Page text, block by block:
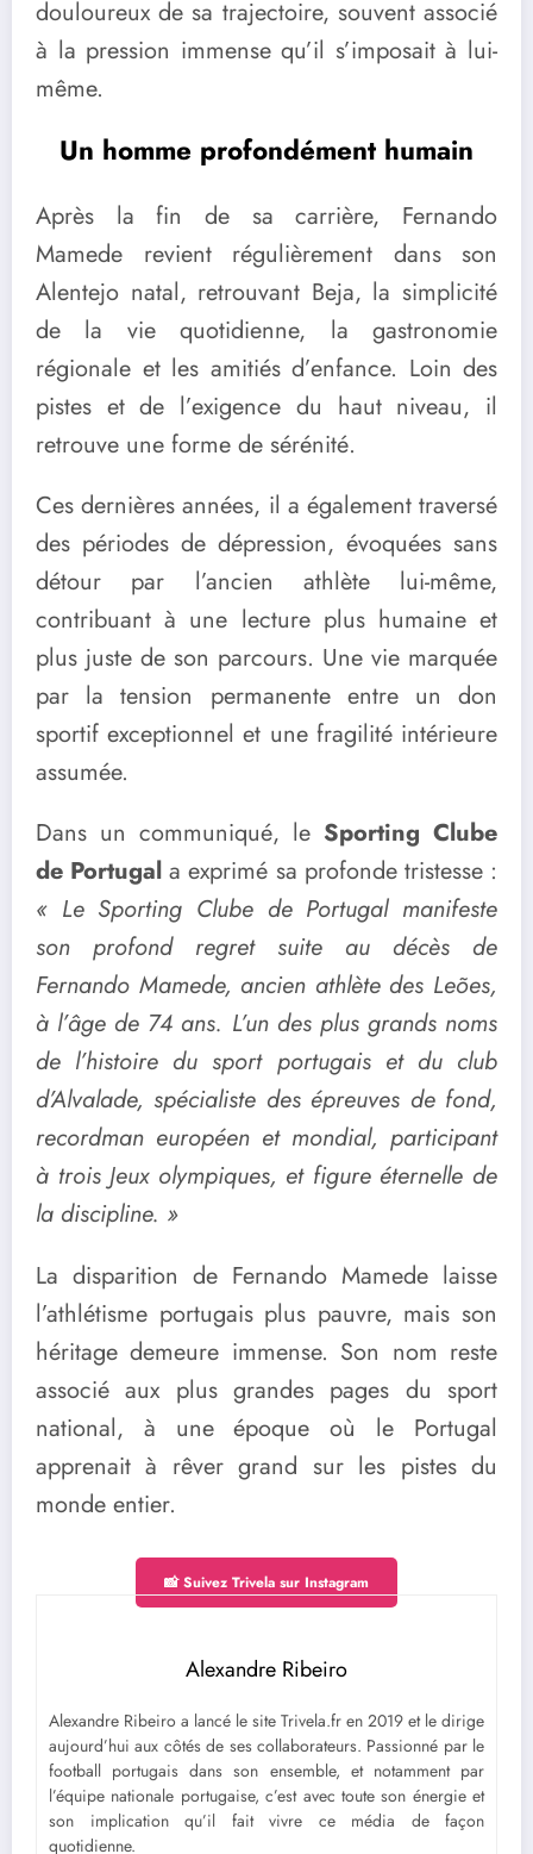
douloureux de sa trajectoire, souvent associé
à la pression immense qu’il s’imposait à lui-
même.
Un homme profondément humain
Après la fin de sa carrière, Fernando
Mamede revient régulièrement dans son
Alentejo natal, retrouvant Beja, la simplicité
de la vie quotidienne, la gastronomie
régionale et les amitiés d’enfance. Loin des
pistes et de l’exigence du haut niveau, il
retrouve une forme de sérénité.
Ces dernières années, il a également traversé
des périodes de dépression, évoquées sans
détour par l’ancien athlète lui-même,
contribuant à une lecture plus humaine et
plus juste de son parcours. Une vie marquée
par la tension permanente entre un don
sportif exceptionnel et une fragilité intérieure
assumée.
Dans un communiqué, le Sporting Clube
de Portugal a exprimé sa profonde tristesse :
« Le Sporting Clube de Portugal manifeste
son profond regret suite au décès de
Fernando Mamede, ancien athlète des Leões,
à l’âge de 74 ans. L’un des plus grands noms
de l’histoire du sport portugais et du club
d’Alvalade, spécialiste des épreuves de fond,
recordman européen et mondial, participant
à trois Jeux olympiques, et figure éternelle de
la discipline. »
La disparition de Fernando Mamede laisse
l’athlétisme portugais plus pauvre, mais son
héritage demeure immense. Son nom reste
associé aux plus grandes pages du sport
national, à une époque où le Portugal
apprenait à rêver grand sur les pistes du
monde entier.
📸 Suivez Trivela sur Instagram
Alexandre Ribeiro
Alexandre Ribeiro a lancé le site Trivela.fr en 2019 et le dirige
aujourd’hui aux côtés de ses collaborateurs. Passionné par le
football portugais dans son ensemble, et notamment par
l’équipe nationale portugaise, c’est avec toute son énergie et
son implication qu’il fait vivre ce média de façon
quotidienne.